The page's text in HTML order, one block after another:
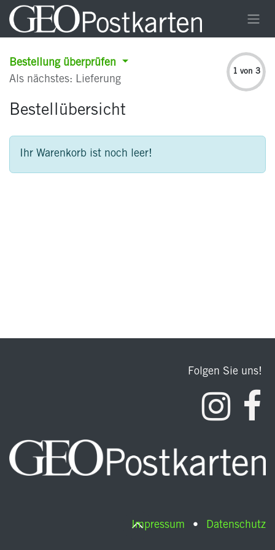
Zum Inhalt springen
Bestellung überprüfen
Als nächstes: Lieferung
1 von 3
Bestellübersicht
Ihr Warenkorb ist noch leer!
Folgen Sie uns!
Impressum • Datenschutz